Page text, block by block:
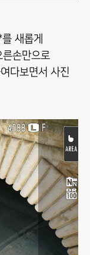
새롭게
손만으로
다보면서 사진